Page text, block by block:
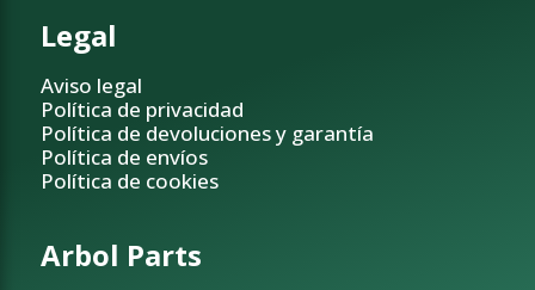
Legal
Aviso legal
Política de privacidad
Política de devoluciones y garantía
Política de envíos
Política de cookies
Arbol Parts